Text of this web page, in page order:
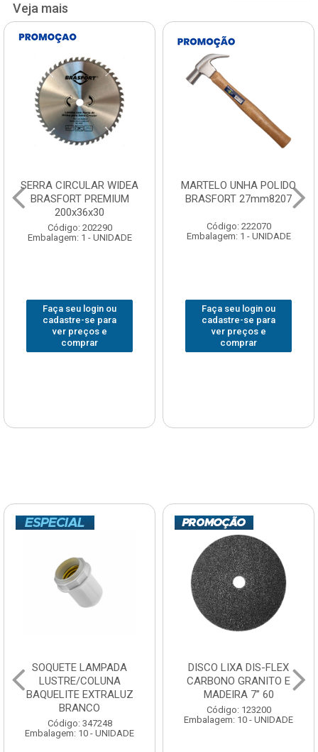
Veja mais
SERRA CIRCULAR WIDEA
BRASFORT PREMIUM
200x36x30
Código: 202290
Embalagem: 1 - UNIDADE
Faça seu login ou
cadastre-se para
ver preços e
comprar
MARTELO UNHA POLIDO
BRASFORT 27mm8207
Código: 222070
Embalagem: 1 - UNIDADE
Faça seu login ou
cadastre-se para
ver preços e
comprar
SOQUETE LAMPADA
LUSTRE/COLUNA
BAQUELITE EXTRALUZ
BRANCO
Código: 347248
Embalagem: 10 - UNIDADE
DISCO LIXA DIS-FLEX
CARBONO GRANITO E
MADEIRA 7” 60
Código: 123200
Embalagem: 10 - UNIDADE